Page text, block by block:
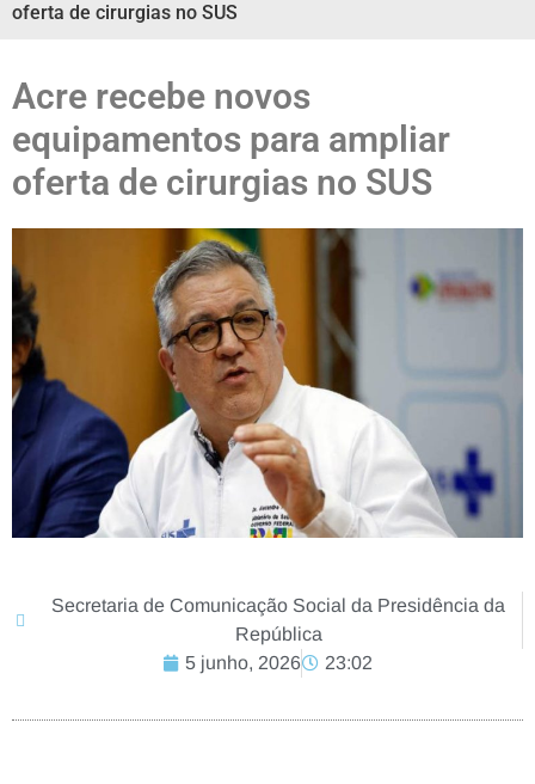
oferta de cirurgias no SUS
Acre recebe novos
equipamentos para ampliar
oferta de cirurgias no SUS
Secretaria de Comunicação Social da Presidência da
República
5 junho, 2026
23:02